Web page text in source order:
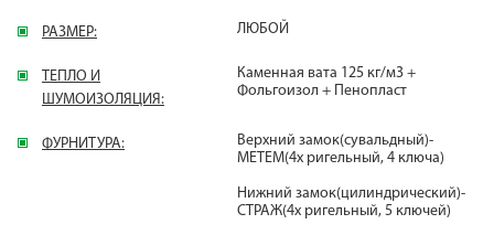
РАЗМЕР: ЛЮБОЙ
ТЕПЛО И
ШУМОИЗОЛЯЦИЯ:
Каменная вата 125 кг/м3 +
Фольгоизол + Пенопласт
ФУРНИТУРА:
Верхний замок(сувальдный)-
МЕТЕМ(4х ригельный, 4 ключа)
Нижний замок(цилиндрический)-
СТРАЖ(4х ригельный, 5 ключей)